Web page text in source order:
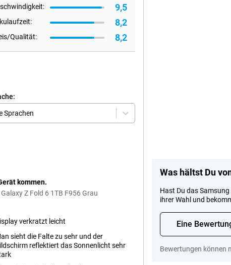
9,5
8,2
Qualität: 8,2
Sprachen
kommen.
Z Fold 6 1TB F956 Grau
verkratzt leicht
sieht die Falte zu sehr und der
reflektiert das Sonnenlicht sehr
Was hältst Du
Hast Du das
ihrer Wahl und
Eine
Bewertungen können